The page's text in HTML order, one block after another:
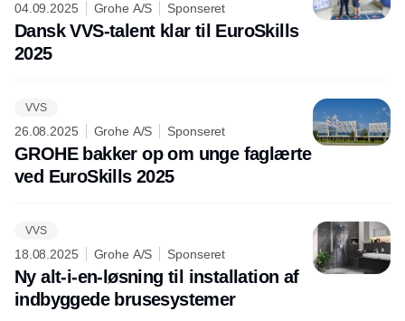
04.09.2025 Grohe A/S Sponseret
Dansk VVS-talent klar til EuroSkills
2025
VVS
26.08.2025 Grohe A/S Sponseret
GROHE bakker op om unge faglærte
ved EuroSkills 2025
VVS
18.08.2025 Grohe A/S Sponseret
Ny alt-i-en-løsning til installation af
indbyggede brusesystemer